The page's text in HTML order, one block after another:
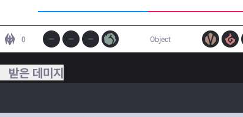
0 Object
받은 데미지